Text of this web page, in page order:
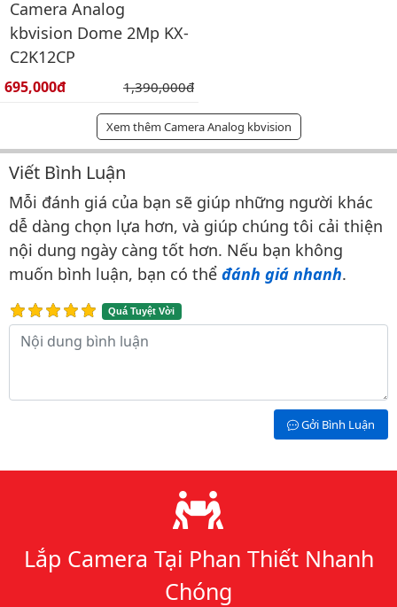
Camera Analog
kbvision Dome 2Mp KX-
C2K12CP
Giá bán:
695,000đ Giá gốc:
1,390,000đ
Xem thêm Camera Analog kbvision
Bình luận & Đánh giá
Viết Bình Luận
Mỗi đánh giá của bạn sẽ giúp những người khác
dễ dàng chọn lựa hơn, và giúp chúng tôi cải thiện
nội dung ngày càng tốt hơn. Nếu bạn không
muốn bình luận, bạn có thể đánh giá nhanh.
Quá Tuyệt Vời
Nội dung bình luận
Gởi Bình Luận
Lý do chọn chúng tôi
Lắp Camera Tại Phan Thiết Nhanh
Chóng